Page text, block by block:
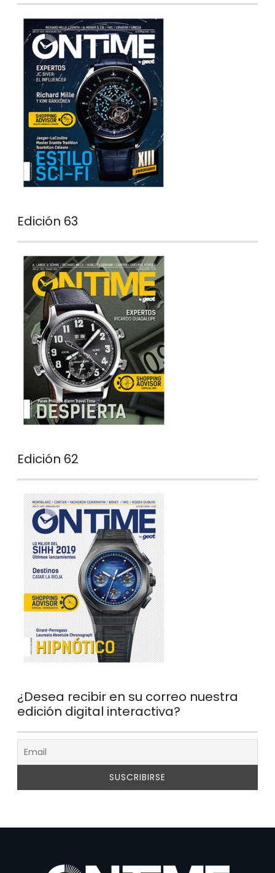
Edición 63
Edición 62
¿Desea recibir en su correo nuestra
edición digital interactiva?